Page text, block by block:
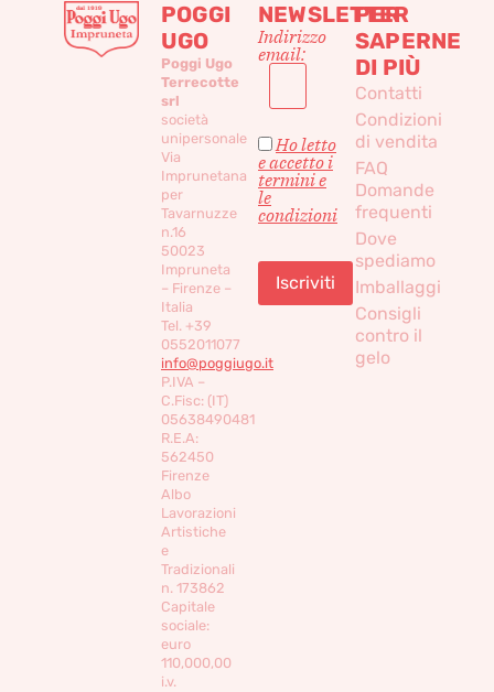
POGGI
UGO
Poggi Ugo
Terrecotte
srl
società
unipersonale
Via
Imprunetana
per
Tavarnuzze
n.16
50023
Impruneta
– Firenze –
Italia
Tel. +39
0552011077
info@poggiugo.it
P.IVA –
C.Fisc: (IT)
05638490481
R.E.A:
562450
Firenze
Albo
Lavorazioni
Artistiche
e
Tradizionali
n. 173862
Capitale
sociale:
euro
110,000,00
i.v.
NEWSLETTER
Indirizzo
email:
Ho letto
e accetto i
termini e
le
condizioni
PER
SAPERNE
DI PIÙ
Contatti
Condizioni
di vendita
FAQ
Domande
frequenti
Dove
spediamo
Imballaggi
Consigli
contro il
gelo